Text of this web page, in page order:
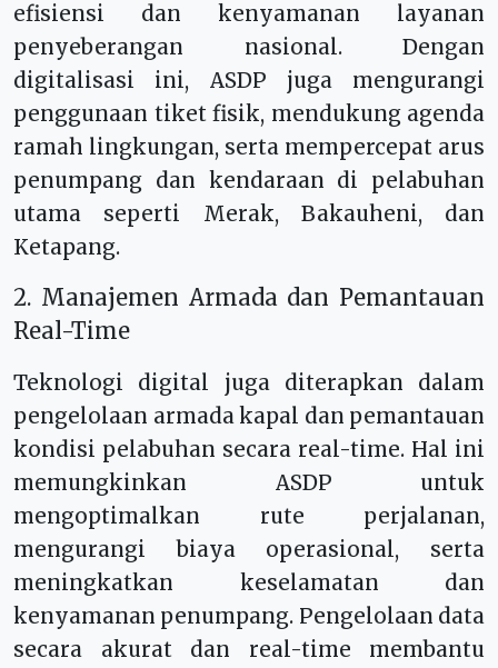
efisiensi dan kenyamanan layanan
penyeberangan nasional. Dengan
digitalisasi ini, ASDP juga mengurangi
penggunaan tiket fisik, mendukung agenda
ramah lingkungan, serta mempercepat arus
penumpang dan kendaraan di pelabuhan
utama seperti Merak, Bakauheni, dan
Ketapang.
2. Manajemen Armada dan Pemantauan
Real-Time
Teknologi digital juga diterapkan dalam
pengelolaan armada kapal dan pemantauan
kondisi pelabuhan secara real-time. Hal ini
memungkinkan ASDP untuk
mengoptimalkan rute perjalanan,
mengurangi biaya operasional, serta
meningkatkan keselamatan dan
kenyamanan penumpang. Pengelolaan data
secara akurat dan real-time membantu